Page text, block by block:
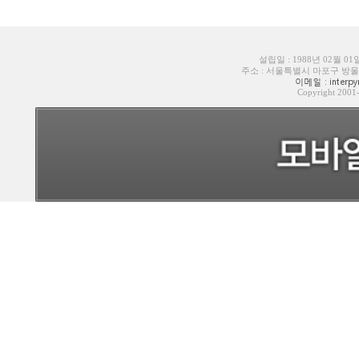
설립일 : 1988년 02월
주소 : 서울특별시 마포구 방
이메일 :
Copyright